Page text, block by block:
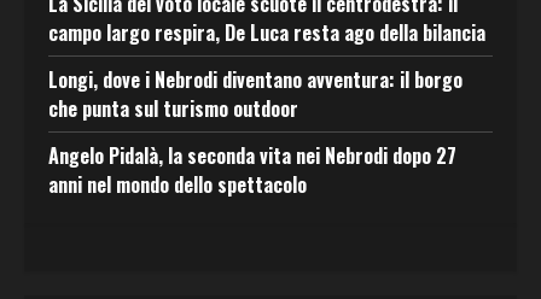
campo largo respira, De Luca resta ago della bilancia
Longi, dove i Nebrodi diventano avventura: il borgo
che punta sul turismo outdoor
Angelo Pidalà, la seconda vita nei Nebrodi dopo 27
anni nel mondo dello spettacolo